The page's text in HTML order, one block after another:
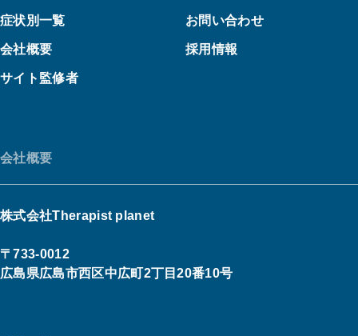
症状別一覧
会社概要
サイト監修者
お問い合わせ
採用情報
会社概要
株式会社Therapist planet
〒733-0012
広島県広島市西区中広町2丁目20番10号